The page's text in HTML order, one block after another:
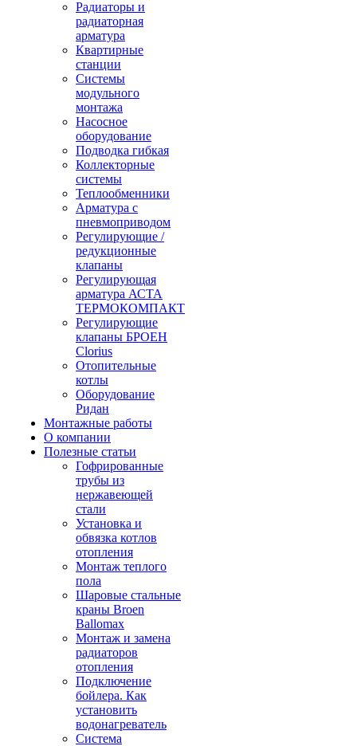
Радиаторы и
радиаторная
арматура
Квартирные
станции
Системы
модульного
монтажа
Насосное
оборудование
Подводка гибкая
Коллекторные
системы
Теплообменники
Арматура с
пневмоприводом
Регулирующие /
редукционные
клапаны
Регулирующая
арматура АСТА
ТЕРМОКОМПАКТ
Регулирующие
клапаны БРОЕН
Clorius
Отопительные
котлы
Оборудование
Ридан
Монтажные работы
О компании
Полезные статьи
Гофрированные
трубы из
нержавеющей
стали
Установка и
обвязка котлов
отопления
Монтаж теплого
пола
Шаровые стальные
краны Broen
Ballomax
Монтаж и замена
радиаторов
отопления
Подключение
бойлера. Как
установить
водонагреватель
Система